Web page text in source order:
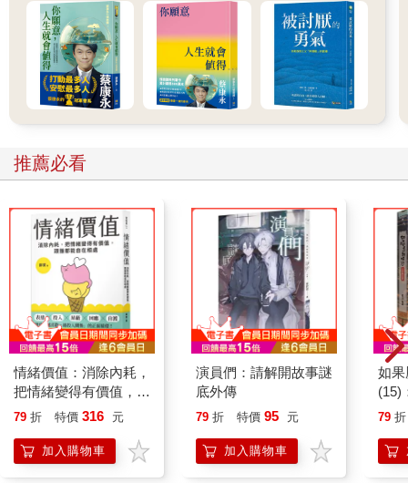
推薦必看
情緒價值：消除內耗，
把情緒變得有價值，跟
誰都能自在相處
79 折 特價 316 元
加入購物車
演員們：請解開故事謎
底外傳
79 折 特價 95 元
加入購物車
如
(15)
貓
79 折